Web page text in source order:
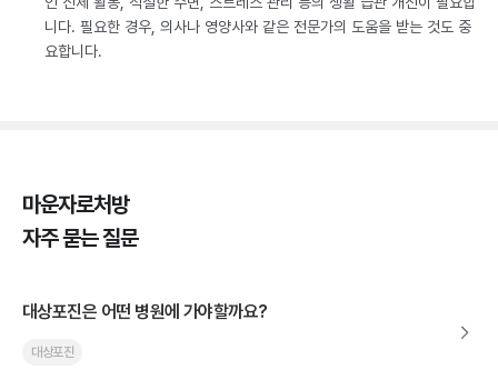
니다. 필요한 경우, 의사나 영양사와 같은 전문가의 도움을 받는 것도 중
요합니다.
마운자로처방
자주 묻는 질문
대상포진은 어떤 병원에 가야할까요?
대상포진